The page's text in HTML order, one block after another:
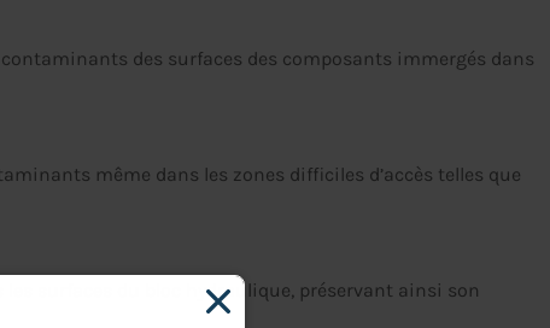
des surfaces des composants immergés dans
même dans les zones difficiles d’accès telles que
surfaces du bloc hydraulique, préservant ainsi son